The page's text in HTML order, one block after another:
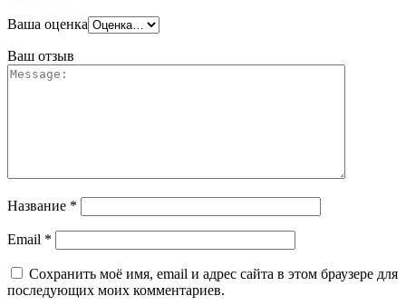
Ваша оценка
Ваш отзыв
Название *
Email *
Сохранить моё имя, email и адрес сайта в этом браузере для
последующих моих комментариев.